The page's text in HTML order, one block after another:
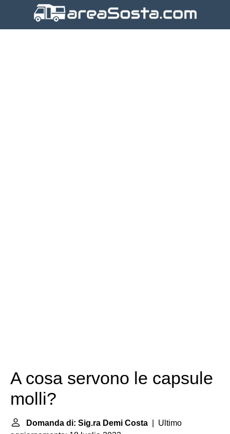
A cosa servono le capsule
molli?
Domanda di: Sig.ra Demi Costa | Ultimo